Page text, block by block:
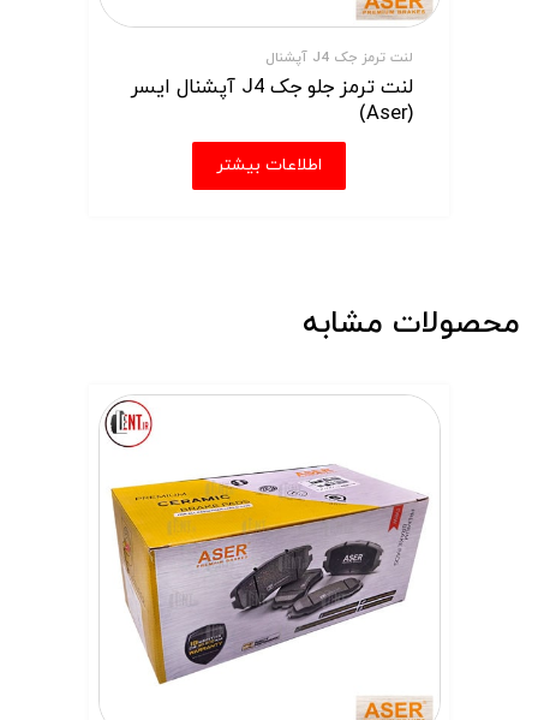
لنت ترمز جک J4 آپشنال
لنت ترمز جلو جک J4 آپشنال ایسر
(Aser)
اطلاعات بیشتر
محصولات مشابه